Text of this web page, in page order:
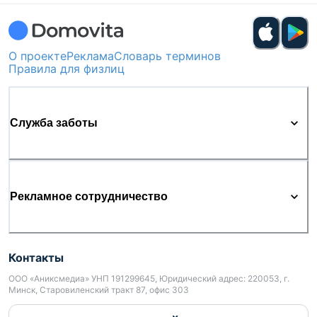
О проектеРекламаСловарь терминов
Правила для физлиц
Служба заботы
Рекламное сотрудничество
Контакты
ООО «Аниксмедиа» УНП 191299645, Юридический адрес: 220053, г.
Минск, Старовиленский тракт 87, офис 303